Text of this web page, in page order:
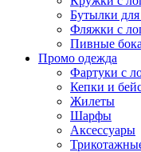
Бутылки
Фляжки с
Пивные
Промо одежда
Фартуки с
Кепки и
Жилеты
Шарфы
Аксессуары